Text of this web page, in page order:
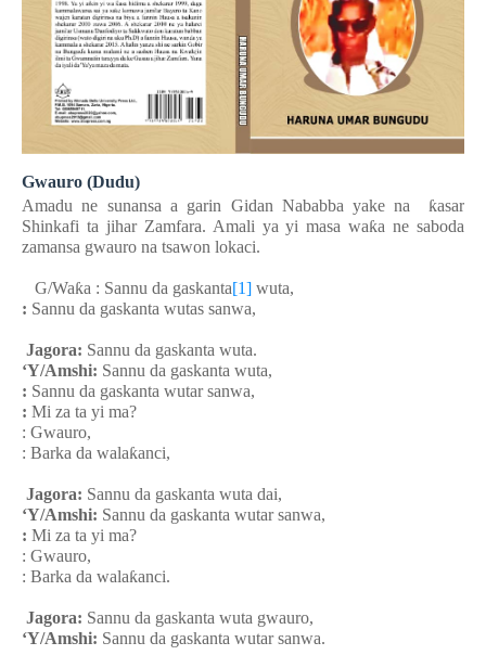
Gwauro (Dudu)
Amadu ne sunansa a garin Gidan Nababba yake na ƙasar
Shinkafi ta jihar Zamfara. Amali ya yi masa waƙa ne saboda
zamansa gwauro na tsawon lokaci.
G/Waƙa : Sannu da gaskanta[1] wuta,
: Sannu da gaskanta wutas sanwa,
Jagora: Sannu da gaskanta wuta.
‘Y/Amshi: Sannu da gaskanta wuta,
: Sannu da gaskanta wutar sanwa,
: Mi za ta yi ma?
: Gwauro,
: Barka da walaƙanci,
Jagora: Sannu da gaskanta wuta dai,
‘Y/Amshi: Sannu da gaskanta wutar sanwa,
: Mi za ta yi ma?
: Gwauro,
: Barka da walaƙanci.
Jagora: Sannu da gaskanta wuta gwauro,
‘Y/Amshi: Sannu da gaskanta wutar sanwa.